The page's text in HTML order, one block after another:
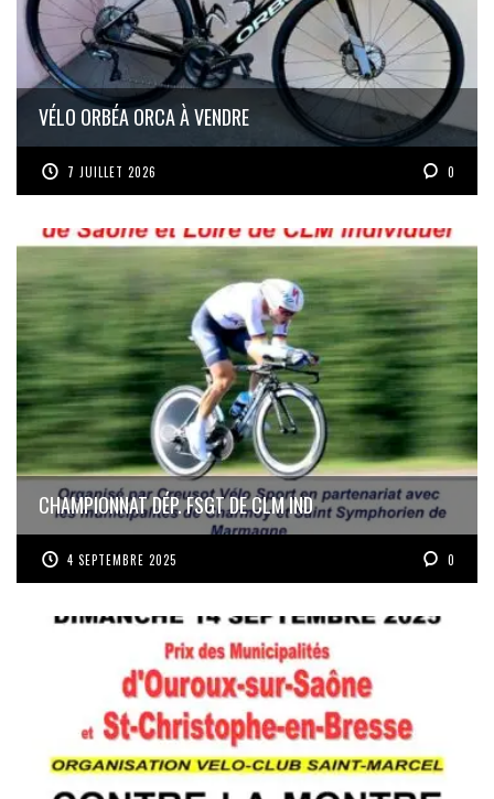
VÉLO ORBÉA ORCA À VENDRE
7 JUILLET 2026 0
CHAMPIONNAT DÉP. FSGT DE CLM IND
4 SEPTEMBRE 2025 0